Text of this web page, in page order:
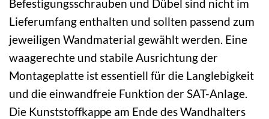
Befestigungsschrauben und Dübel sind nicht im
Lieferumfang enthalten und sollten passend zum
jeweiligen Wandmaterial gewählt werden. Eine
waagerechte und stabile Ausrichtung der
Montageplatte ist essentiell für die Langlebigkeit
und die einwandfreie Funktion der SAT-Anlage.
Die Kunststoffkappe am Ende des Wandhalters